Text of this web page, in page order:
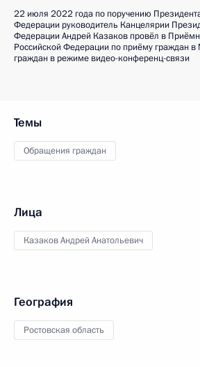
22 июля 2022 года по поручению
Федерации руководитель Канцелярии
Федерации Андрей Казаков провёл в
Российской Федерации по приёму граждан
граждан в режиме видео-конференц-связи
Темы
Обращения граждан
Лица
Казаков Андрей Анатольевич
География
Ростовская область